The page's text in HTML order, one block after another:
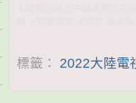
標籤： 2022大陸電